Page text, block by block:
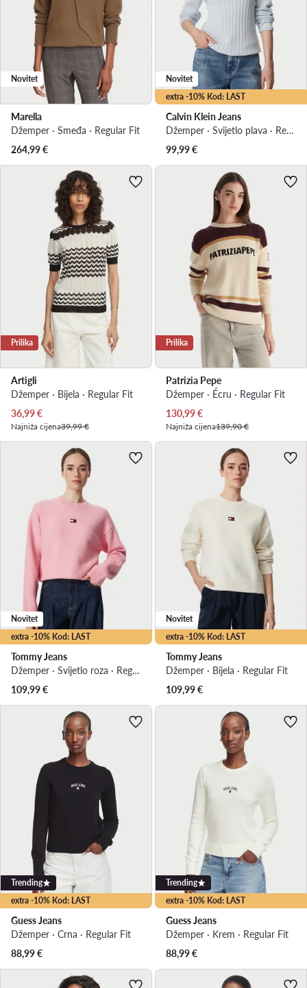
Novitet
Marella
Džemper · Smeđa · Regular Fit
264,99€
extra -10% Kod: LAST
Novitet
Calvin Klein Jeans
Džemper · Svijetlo plava · Regular Fit
99,99€
Prilika
Artigli
Džemper · Bijela · Regular Fit
Trenutna cijena
36,99€
Najniža cijena39,99 €
Prilika
Patrizia Pepe
Džemper · Écru · Regular Fit
Trenutna cijena
130,99€
Najniža cijena139,90 €
extra -10% Kod: LAST
Novitet
Tommy Jeans
Džemper · Svijetlo roza · Regular Fit
109,99€
extra -10% Kod: LAST
Novitet
Tommy Jeans
Džemper · Bijela · Regular Fit
109,99€
extra -10% Kod: LAST
Trending
Guess Jeans
Džemper · Crna · Regular Fit
88,99€
extra -10% Kod: LAST
Trending
Guess Jeans
Džemper · Krem · Regular Fit
88,99€